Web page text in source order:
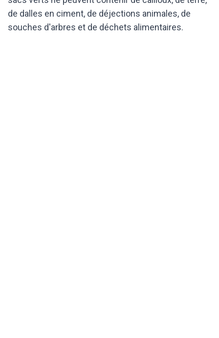
de dalles en ciment, de déjections animales, de
souches d'arbres et de déchets alimentaires.